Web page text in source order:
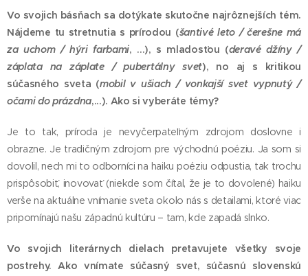
Vo svojich básňach sa dotýkate skutočne najrôznejších tém.
Nájdeme tu stretnutia s prírodou (šantivé leto / čerešne má
za uchom / hýri farbami, ...), s mladosťou (deravé džíny /
záplata na záplate / pubertálny svet), no aj s kritikou
súčasného sveta (mobil v ušiach / vonkajší svet vypnutý /
očami do prázdna,...). Ako si vyberáte témy?
Je to tak, príroda je nevyčerpateľným zdrojom doslovne i
obrazne. Je tradičným zdrojom pre východnú poéziu. Ja som si
dovolil, nech mi to odborníci na haiku poéziu odpustia, tak trochu
prispôsobiť, inovovať (niekde som čítal, že je to dovolené) haiku
verše na aktuálne vnímanie sveta okolo nás s detailami, ktoré viac
pripomínajú našu západnú kultúru – tam, kde zapadá slnko.
Vo svojich literárnych dielach pretavujete všetky svoje
postrehy. Ako vnímate súčasný svet, súčasnú slovenskú